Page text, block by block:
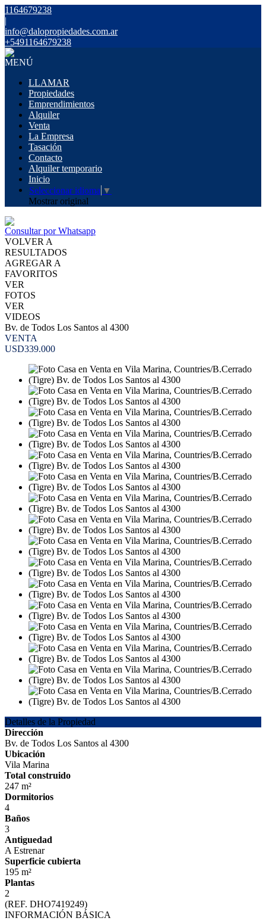
1164679238
|
info@dalopropiedades.com.ar
+5491164679238
MENÚ
LLAMAR
Propiedades
Emprendimientos
Alquiler
Venta
La Empresa
Tasación
Contacto
Alquiler temporario
Inicio
Seleccionar idioma ▼
Mostrar original
Consultar por Whatsapp
VOLVER A
RESULTADOS
AGREGAR A
FAVORITOS
VER
FOTOS
VER
VIDEOS
Bv. de Todos Los Santos al 4300
VENTA
USD339.000
Detalles de la Propiedad
Dirección
Bv. de Todos Los Santos al 4300
Ubicación
Vila Marina
Total construido
247 m²
Dormitorios
4
Baños
3
Antiguedad
A Estrenar
Superficie cubierta
195 m²
Plantas
2
(REF. DHO7419249)
INFORMACIÓN BÁSICA